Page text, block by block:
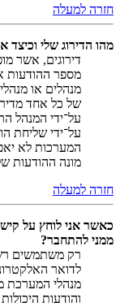
חזרה למעלה
מהו הדירוג שלי וכיצד
דירוגים, אשר
מספר ההודעות
מנהלים או
של כל אחד
על־ידי המנהל
על־ידי שליחת
המערכות לא
מונה ההודעות
חזרה למעלה
כאשר אני לוחץ על
ממני להתחבר?
רק משתמשים
לדואר
מנהלי המערכת
והודעות